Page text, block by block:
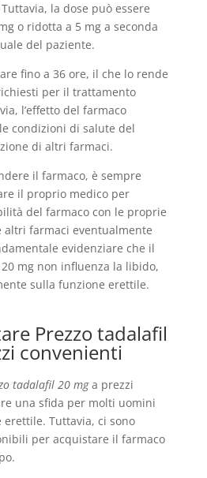
la dose può essere
o ridotta a 5 mg a seconda
del paziente.
fino a 36 ore, il che lo rende
per il trattamento
l’effetto del farmaco
condizioni di salute del
di altri farmaci.
il farmaco, è sempre
il proprio medico per
del farmaco con le proprie
altri farmaci eventualmente
evidenziare che il
mg non influenza la libido,
sulla funzione erettile.
Prezzo tadalafil
convenienti
tadalafil 20 mga prezzi
una sfida per molti uomini
Tuttavia, ci sono
per acquistare il farmaco